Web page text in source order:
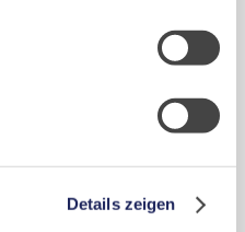
Klosterführungen. Um
akzeptieren Sie bitte
Details zeigen